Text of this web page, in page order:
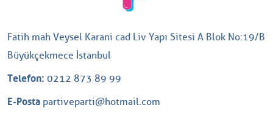
Fatih mah Veysel Karani cad Liv Yapı Sitesi A Blok No:19/B
Büyükçekmece İstanbul
Telefon: 0212 873 89 99
E-Posta partiveparti@hotmail.com